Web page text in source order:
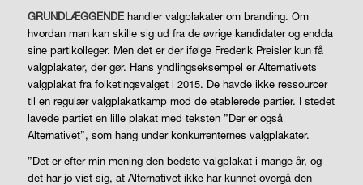
GRUNDLÆGGENDEhandler valgplakater om branding. Om
hvordan man kan skille sig ud fra de øvrige kandidater og endda
sine partikolleger. Men det er der ifølge Frederik Preisler kun få
valgplakater, der gør. Hans yndlingseksempel er Alternativets
valgplakat fra folketingsvalget i 2015. De havde ikke ressourcer
til en regulær valgplakatkamp mod de etablerede partier. I stedet
lavede partiet en lille plakat med teksten ”Der er også
Alternativet”, som hang under konkurrenternes valgplakater.
”Det er efter min mening den bedste valgplakat i mange år, og
det har jo vist sig, at Alternativet ikke har kunnet overgå den